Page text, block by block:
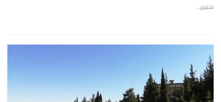
تحميل...